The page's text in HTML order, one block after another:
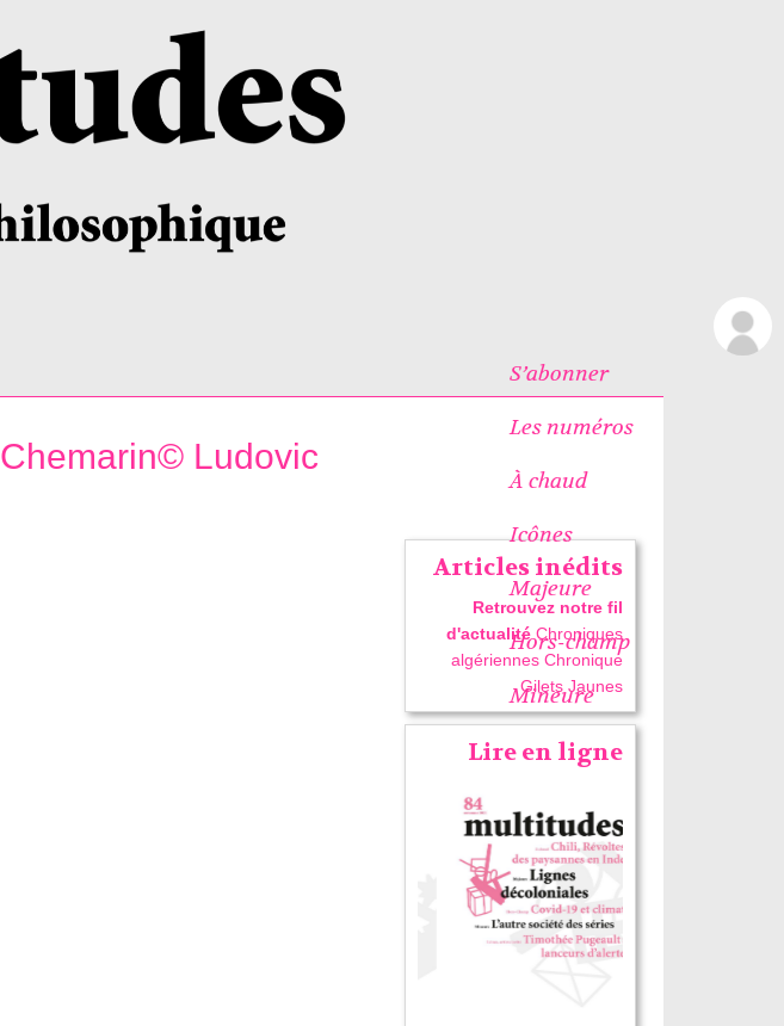
S’abonner
Les numéros
À chaud
Icônes
Majeure
Hors-champ
Mineure
Chemarin© Ludovic
Articles inédits
Retrouvez notre fil
d'actualité Chroniques
algériennes Chronique
Gilets Jaunes
Lire en ligne